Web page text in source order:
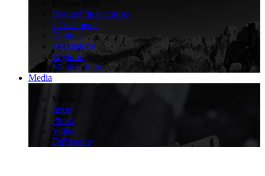
Résumé de la course
Classements
Équipes
Ascensions
Régions
Made in Italy
Media
Media
Infos
Photo
Vidéos
Diffuseurs